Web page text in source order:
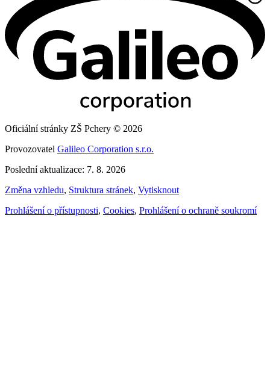
Oficiální stránky ZŠ Pchery © 2026
Provozovatel Galileo Corporation s.r.o.
Poslední aktualizace: 7. 8. 2026
Změna vzhledu, Struktura stránek, Vytisknout
Prohlášení o přístupnosti, Cookies, Prohlášení o ochraně soukromí